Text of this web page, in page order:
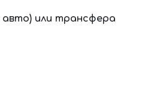
авто) или трансфера